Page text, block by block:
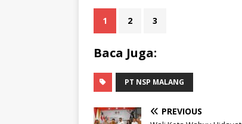
1 2 3
Baca Juga:
PT NSP MALANG
PREVIOUS